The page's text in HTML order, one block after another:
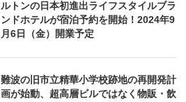
ルトンの日本初進出ライフスタイルブラ
ンドホテルが宿泊予約を開始！2024年9
月6日（金）開業予定
難波の旧市立精華小学校跡地の再開発計
画が始動、超高層ビルではなく物販・飲